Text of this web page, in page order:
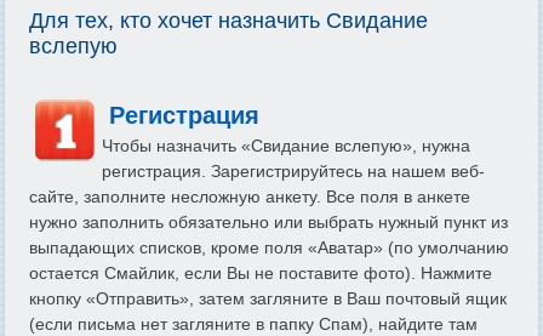
Для тех, кто хочет назначить Свидание
вслепую
Регистрация
Чтобы назначить «Свидание вслепую», нужна
регистрация. Зарегистрируйтесь на нашем веб-
сайте, заполните несложную анкету. Все поля в анкете
нужно заполнить обязательно или выбрать нужный пункт из
выпадающих списков, кроме поля «Аватар» (по умолчанию
остается Смайлик, если Вы не поставите фото). Нажмите
кнопку «Отправить», затем загляните в Ваш почтовый ящик
(если письма нет загляните в папку Спам), найдите там